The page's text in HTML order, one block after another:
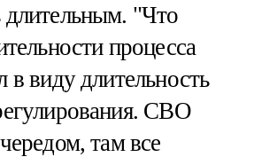
"Что
процесса
виду длительность
СВО
там все